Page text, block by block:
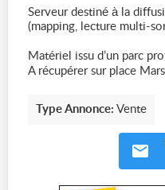
Serveur destiné à la
(mapping, lecture multi-
Matériel issu d’un parc
A récupérer sur place
Type Annonce: Vente